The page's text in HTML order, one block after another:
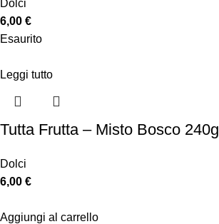
Dolci
6,00 €
Esaurito
Leggi tutto
Tutta Frutta – Misto Bosco 240g
Dolci
6,00 €
Aggiungi al carrello